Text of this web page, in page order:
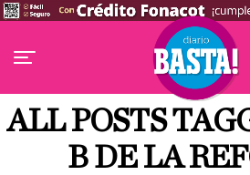
ALL POSTS
B DE LA